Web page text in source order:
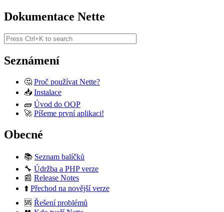
Dokumentace Nette
Seznámení
🤔 Proč používat Nette?
📥 Instalace
🧱 Úvod do OOP
🚀 Píšeme první aplikaci!
Obecné
📚 Seznam balíčků
🔧 Údržba a PHP verze
📰 Release Notes
⬆️ Přechod na novější verze
🆘 Řešení problémů